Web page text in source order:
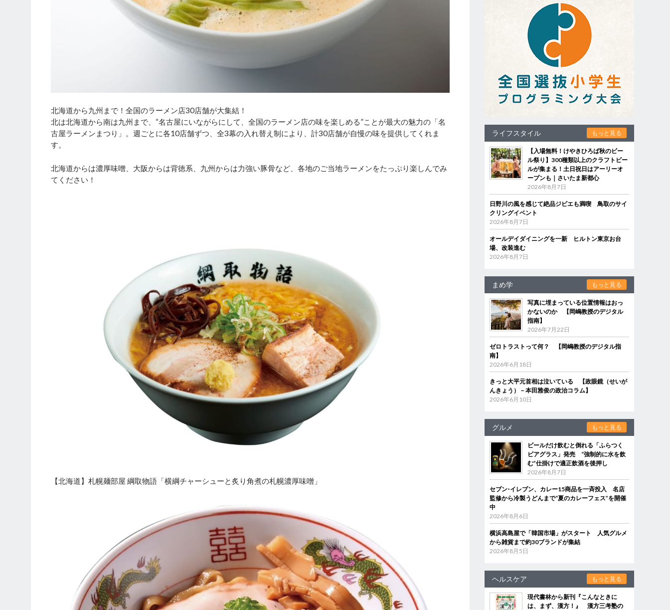
北海道から九州まで！全国のラーメン店30店舗が大集結！
北は北海道から南は九州まで、“名古屋にいながらにして、全国のラーメン店の味を楽しめる”ことが最大の魅力の「名
古屋ラーメンまつり」。週ごとに各10店舗ずつ、全3幕の入れ替え制により、計30店舗が自慢の味を提供してくれま
す。
北海道からは濃厚味噌、大阪からは背徳系、九州からは力強い豚骨など、各地のご当地ラーメンをたっぷり楽しんでみ
てください！
【北海道】札幌麺部屋 綱取物語「横綱チャーシューと炙り角煮の札幌濃厚味噌」
ライフスタイル もっと見る
【入場無料！けやきひろば秋のビー
ル祭り】300種類以上のクラフトビー
ルが集まる！土日祝日はアーリーオ
ープンも｜さいたま新都心
2026年8月7日
日野川の風を感じて絶品ジビエも満喫 鳥取のサイ
クリングイベント
2026年8月7日
オールデイダイニングを一新 ヒルトン東京お台
場、改装進む
2026年8月7日
まめ学 もっと見る
写真に埋まっている位置情報はおっ
かないのか 【岡嶋教授のデジタル
指南】
2026年7月22日
ゼロトラストって何？ 【岡嶋教授のデジタル指
南】
2026年6月18日
きっと大平元首相は泣いている 【政眼鏡（せいが
んきょう）－本田雅俊の政治コラム】
2026年6月10日
グルメ もっと見る
ビールだけ飲むと倒れる「ふらつく
ビアグラス」発売 “強制的に水を飲
む”仕掛けで適正飲酒を後押し
2026年8月7日
セブン‐イレブン、カレー15商品を一斉投入 名店
監修から冷製うどんまで“夏のカレーフェス”を開催
中
2026年8月6日
横浜高島屋で「韓国市場」がスタート 人気グルメ
から雑貨まで約30ブランドが集結
2026年8月5日
ヘルスケア もっと見る
現代書林から新刊『こんなときに
は、まず、漢方！』 漢方三考塾の